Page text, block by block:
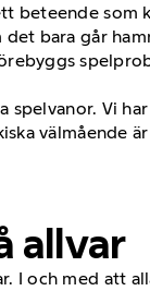
beteende som
bara går
Vi
välmående
allvar
I och med att